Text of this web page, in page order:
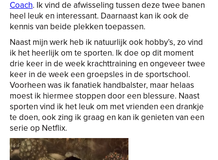
Coach. Ik vind de afwisseling tussen deze twee banen
heel leuk en interessant. Daarnaast kan ik ook de
kennis van beide plekken toepassen.
Naast mijn werk heb ik natuurlijk ook hobby’s, zo vind
ik het heerlijk om te sporten. Ik doe op dit moment
drie keer in de week krachttraining en ongeveer twee
keer in de week een groepsles in de sportschool.
Voorheen was ik fanatiek handbalster, maar helaas
moest ik hiermee stoppen door een blessure. Naast
sporten vind ik het leuk om met vrienden een drankje
te doen, ook zing ik graag en kan ik genieten van een
serie op Netflix.